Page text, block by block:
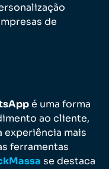
de
é uma forma
ao cliente,
experiência mais
ferramentas
se destaca